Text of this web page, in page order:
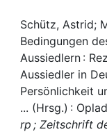
Schütz, Astrid;
Bedingungen
Aussiedlern :
Aussiedler in
Persönlichkeit
... (Hrsg.) :
rp ; Zeitschrift